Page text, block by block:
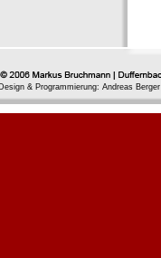
Design & Programmierung: Andreas Berger